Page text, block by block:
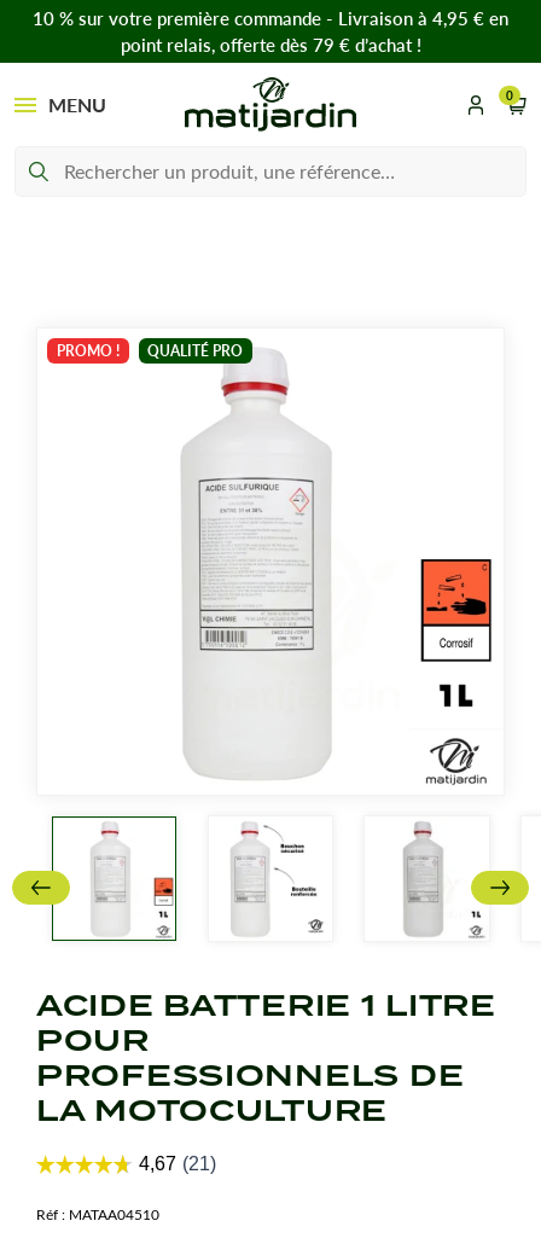
10 % sur votre première commande - Livraison à 4,95 € en
point relais, offerte dès 79 € d’achat !
MENU 0
PROMO ! QUALITÉ PRO
ACIDE BATTERIE 1 LITRE
POUR
PROFESSIONNELS DE
LA MOTOCULTURE
Réf : MATAA04510